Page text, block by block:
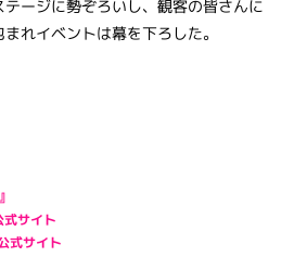
ージに勢ぞろいし、観客の皆さんに
れイベントは幕を下ろした。
サイト
式サイト